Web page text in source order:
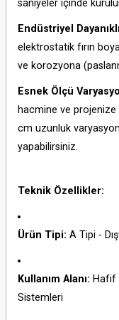
saniyeler içinde
Endüstriyel
elektrostatik fırın
ve korozyona
Esnek Ölçü
hacmine ve
cm uzunluk
yapabilirsiniz.
Teknik Özellikler:
Ürün Tipi: A Tipi -
Kullanım Alanı: Hafif
Sistemleri